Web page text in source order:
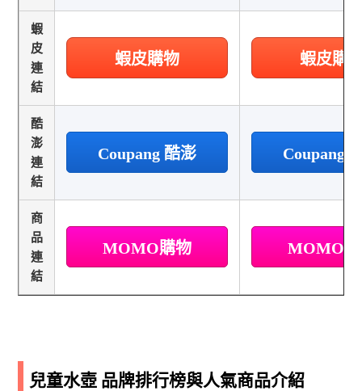
蝦
皮
連
結
蝦皮購物 蝦皮購
酷
澎
連
結
Coupang 酷澎 Coupang
商
品
連
結
MOMO購物 MOMO
兒童水壺 品牌排行榜與人氣商品介紹